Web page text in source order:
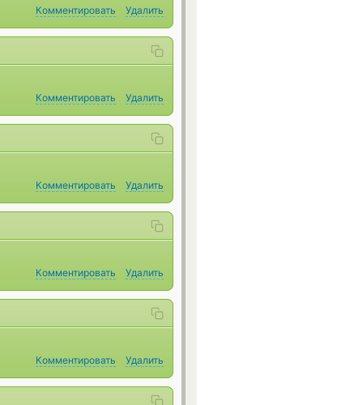
Комментировать
Удалить
Комментировать
Удалить
Комментировать
Удалить
Комментировать
Удалить
Комментировать
Удалить